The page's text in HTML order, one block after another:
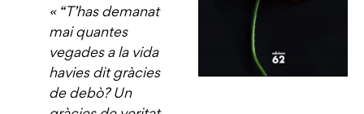
« “T’has demanat
mai quantes
vegades a la vida
havies dit gràcies
de debò? Un